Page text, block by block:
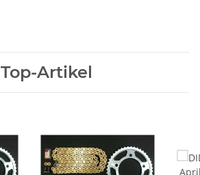
Top-Artikel